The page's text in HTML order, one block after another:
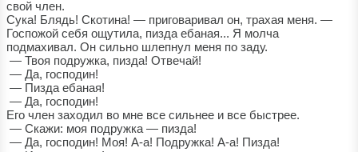
свой член.
Сука! Блядь! Скотина! — приговаривал он, трахая меня. —
Госпожой себя ощутила, пизда ебаная... Я молча
подмахивал. Он сильно шлепнул меня по заду.
— Твоя подружка, пизда! Отвечай!
— Да, господин!
— Пизда ебаная!
— Да, господин!
Его член заходил во мне все сильнее и все быстрее.
— Скажи: моя подружка — пизда!
— Да, господин! Моя! А-а! Подружка! А-а! Пизда!